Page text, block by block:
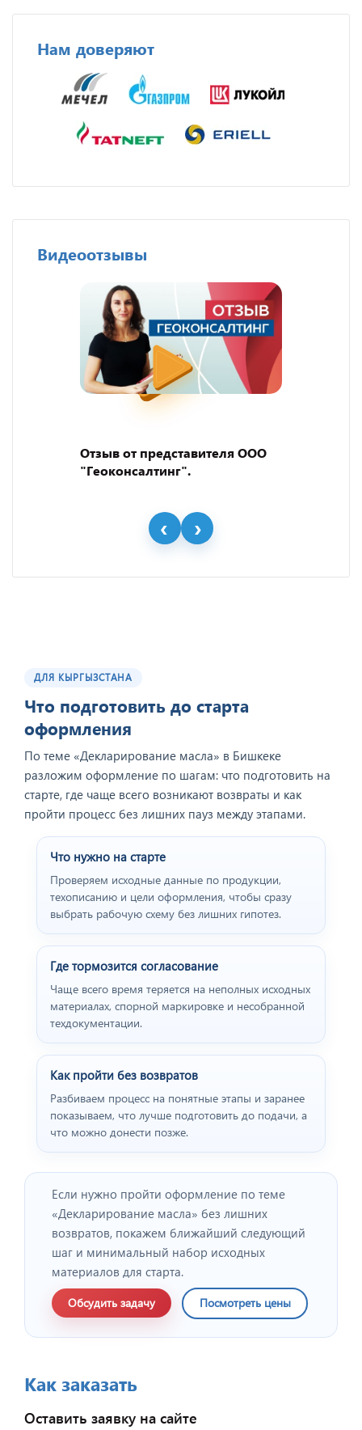
Нам доверяют
Видеоотзывы
Отзыв от представителя ООО
"Геоконсалтинг".
ДЛЯ КЫРГЫЗСТАНА
Что подготовить до старта
оформления
По теме «Декларирование масла» в Бишкеке
разложим оформление по шагам: что подготовить на
старте, где чаще всего возникают возвраты и как
пройти процесс без лишних пауз между этапами.
Что нужно на старте
Проверяем исходные данные по продукции,
техописанию и цели оформления, чтобы сразу
выбрать рабочую схему без лишних гипотез.
Где тормозится согласование
Чаще всего время теряется на неполных исходных
материалах, спорной маркировке и несобранной
техдокументации.
Как пройти без возвратов
Разбиваем процесс на понятные этапы и заранее
показываем, что лучше подготовить до подачи, а
что можно донести позже.
Если нужно пройти оформление по теме
«Декларирование масла» без лишних
возвратов, покажем ближайший следующий
шаг и минимальный набор исходных
материалов для старта.
Обсудить задачу Посмотреть цены
Как заказать
Оставить заявку на сайте